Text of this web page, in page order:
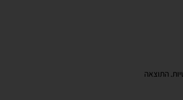
התוצאה